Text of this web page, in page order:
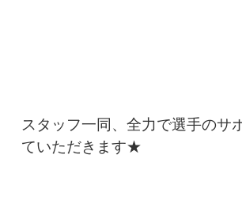
スタッフ一同、全力で選手のサ
ていただきます★